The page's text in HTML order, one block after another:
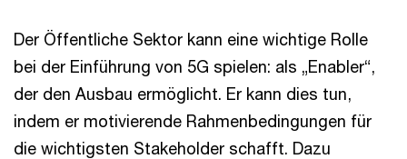
Der Öffentliche Sektor kann eine wichtige Rolle
bei der Einführung von 5G spielen: als „Enabler“,
der den Ausbau ermöglicht. Er kann dies tun,
indem er motivierende Rahmenbedingungen für
die wichtigsten Stakeholder schafft. Dazu